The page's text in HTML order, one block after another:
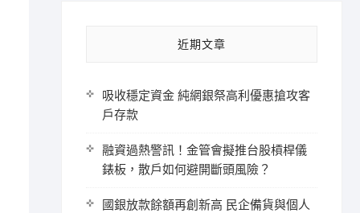
近期文章
吸收穩定資金 純網銀祭高利優惠搶攻客
戶存款
融資過熱警訊！金管會擬推台股槓桿儀
錶板，散戶如何避開斷頭風險？
國銀放款餘額再創新高 民企備貨與個人